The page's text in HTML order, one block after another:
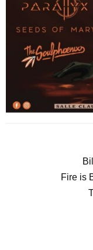
Fire is